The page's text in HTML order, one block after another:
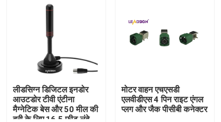
कारखाना भ्रमण
गुणवत्ता नियंत्रण
लीडसिग्न डिजिटल इनडोर
आउटडोर टीवी एंटीना
मैग्नेटिक बेस और 50 मील की
दूरी के लिए 16.5 फीट लंबे
मोटर वाहन एचएसडी
एलवीडीएस 4 पिन राइट एंगल
प्लग और जैक पीसीबी कनेक्टर